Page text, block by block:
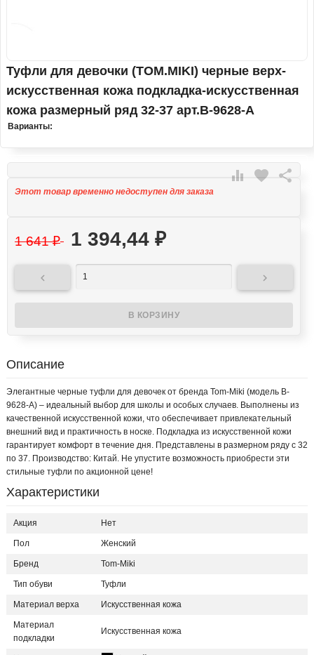
Туфли для девочки (TOM.MIKI) черные верх-
искусственная кожа подкладка-искусственная
кожа размерный ряд 32-37 арт.B-9628-A
Варианты:
 favorite 
Этот товар временно недоступен для заказа
1 641₽ 1 394,44 ₽
 
Описание
Элегантные черные туфли для девочек от бренда Tom-Miki (модель B-
9628-A) – идеальный выбор для школы и особых случаев. Выполнены из
качественной искусственной кожи, что обеспечивает привлекательный
внешний вид и практичность в носке. Подкладка из искусственной кожи
гарантирует комфорт в течение дня. Представлены в размерном ряду с 32
по 37. Производство: Китай. Не упустите возможность приобрести эти
стильные туфли по акционной цене!
Характеристики
Акция Нет
Пол Женский
Бренд Tom-Miki
Тип обуви Туфли
Материал верха Искусственная кожа
Материал
подкладки
Искусственная кожа